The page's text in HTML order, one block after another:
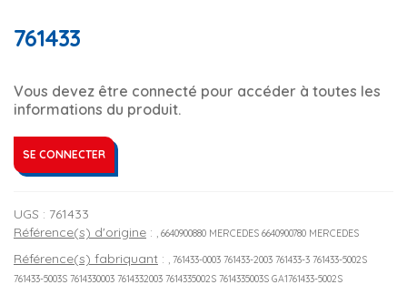
761433
Vous devez être connecté pour accéder à toutes les
informations du produit.
SE CONNECTER
UGS : 761433
Référence(s) d'origine : , 6640900880 MERCEDES 6640900780 MERCEDES
Référence(s) fabriquant : , 761433-0003 761433-2003 761433-3 761433-5002S
761433-5003S 7614330003 7614332003 7614335002S 7614335003S GA1761433-5002S